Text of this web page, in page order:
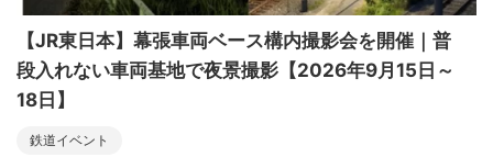
【JR東日本】幕張車両ベース構内撮影会を開催｜普
段入れない車両基地で夜景撮影【2026年9月15日～
18日】
鉄道イベント